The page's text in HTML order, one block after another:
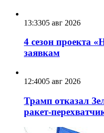
13:3305 авг 2026
4 сезон проекта
заявкам
12:4005 авг 2026
Трамп отказал
ракет-